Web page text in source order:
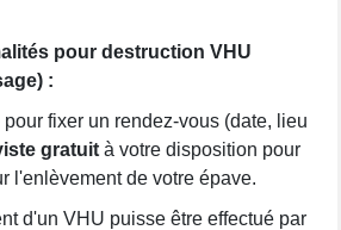
pour destruction VHU
:
fixer un rendez-vous (date, lieu
gratuit à votre disposition pour
l'enlèvement de votre épave.
d'un VHU puisse être effectué par